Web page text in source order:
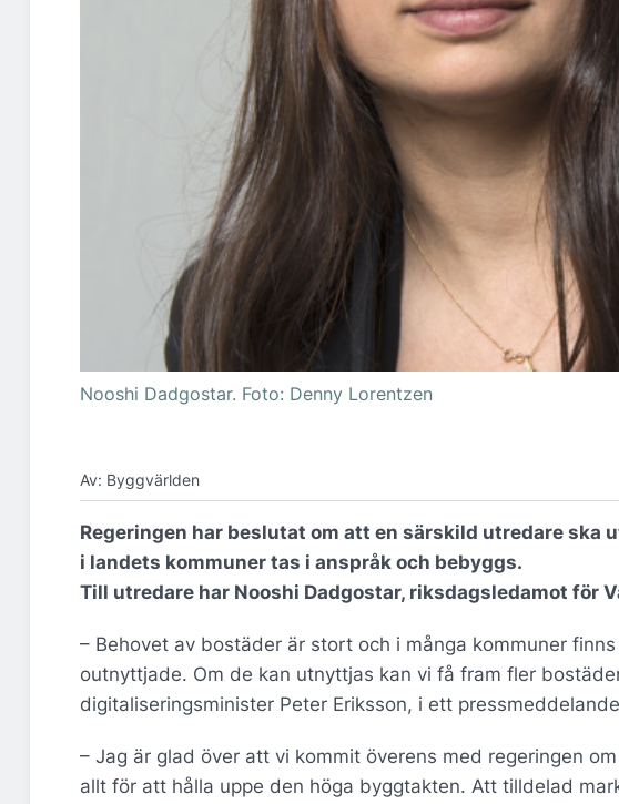
Nooshi Dadgostar. Foto: Denny Lorentzen
Av: Byggvärlden
Regeringen har beslutat om att en särskild utredare
i landets kommuner tas i anspråk och bebyggs.
Till utredare har Nooshi Dadgostar, riksdagsledamot för
– Behovet av bostäder är stort och i många kommuner
outnyttjade. Om de kan utnyttjas kan vi få fram fler
digitaliseringsminister Peter Eriksson, i ett
– Jag är glad över att vi kommit överens med regeringen
allt för att hålla uppe den höga byggtakten. Att tilldelad